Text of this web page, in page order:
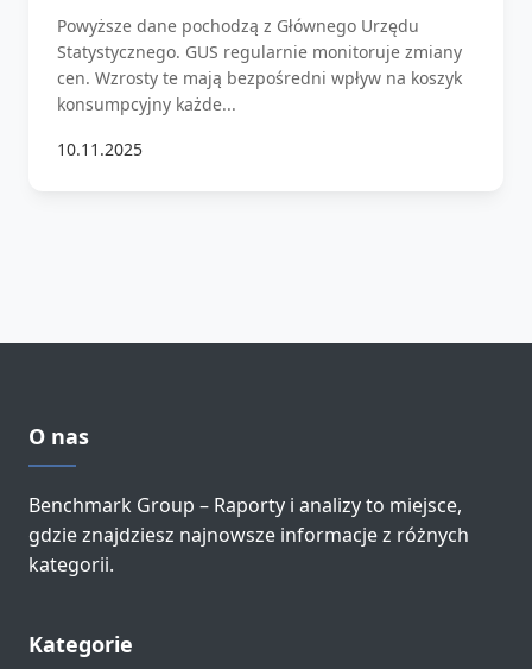
Powyższe dane pochodzą z Głównego Urzędu
Statystycznego. GUS regularnie monitoruje zmiany
cen. Wzrosty te mają bezpośredni wpływ na koszyk
konsumpcyjny każde...
10.11.2025
O nas
Benchmark Group – Raporty i analizy to miejsce,
gdzie znajdziesz najnowsze informacje z różnych
kategorii.
Kategorie